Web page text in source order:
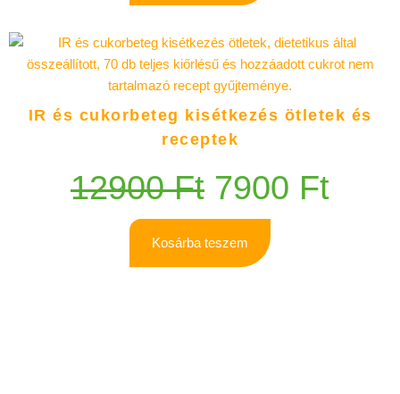
IR és cukorbeteg kisétkezés ötletek és
receptek
12900Ft 7900 Ft
Kosárba teszem